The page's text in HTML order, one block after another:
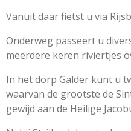
Vanuit daar fietst u via
Onderweg passeert u
meerdere keren riviertjes
In het dorp Galder kunt u
waarvan de grootste de
gewijd aan de Heilige